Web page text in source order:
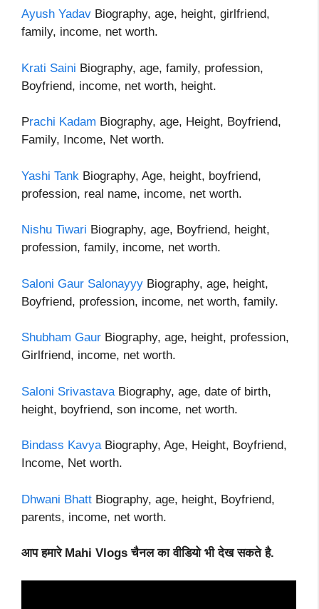
Ayush Yadav Biography, age, height, girlfriend,
family, income, net worth.
Krati Saini Biography, age, family, profession,
Boyfriend, income, net worth, height.
Prachi Kadam Biography, age, Height, Boyfriend,
Family, Income, Net worth.
Yashi Tank Biography, Age, height, boyfriend,
profession, real name, income, net worth.
Nishu Tiwari Biography, age, Boyfriend, height,
profession, family, income, net worth.
Saloni Gaur Salonayyy Biography, age, height,
Boyfriend, profession, income, net worth, family.
Shubham Gaur Biography, age, height, profession,
Girlfriend, income, net worth.
Saloni Srivastava Biography, age, date of birth,
height, boyfriend, son income, net worth.
Bindass KavyaBiography, Age, Height, Boyfriend,
Income, Net worth.
Dhwani Bhatt Biography, age, height, Boyfriend,
parents, income, net worth.
आप हमारे Mahi Vlogs चैनल का वीडियो भी देख सकते है.